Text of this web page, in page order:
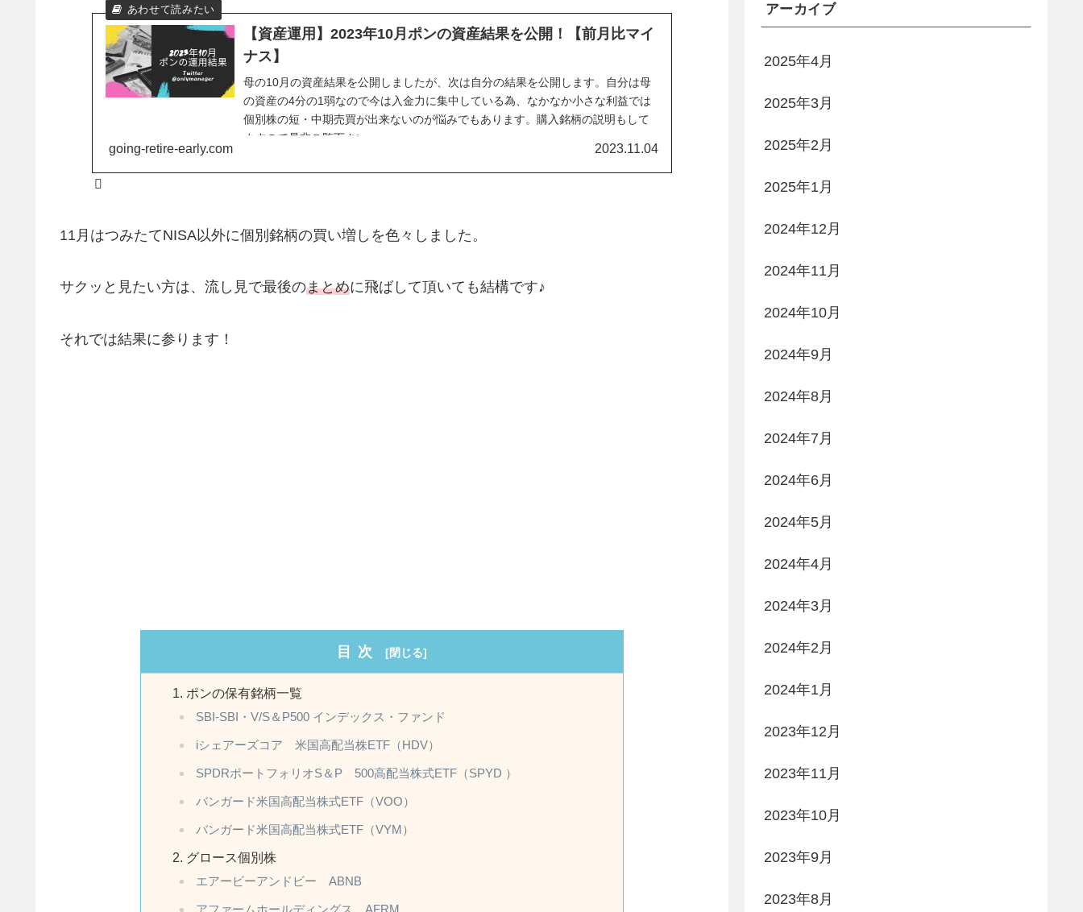
【資産運用】2023年10月ポンの資産結果を公開！【前月比マイ
ナス】
母の10月の資産結果を公開しましたが、次は自分の結果を公開します。自分は母
の資産の4分の1弱なので今は入金力に集中している為、なかなか小さな利益では
個別株の短・中期売買が出来ないのが悩みでもあります。購入銘柄の説明もして
ますので是非ご覧下さい。
going-retire-early.com 2023.11.04
11月はつみたてNISA以外に個別銘柄の買い増しを色々しました。
サクッと見たい方は、流し見で最後のまとめに飛ばして頂いても結構です♪
それでは結果に参ります！
目次
ポンの保有銘柄一覧
SBI-SBI・V/S＆P500 インデックス・ファンド
iシェアーズコア 米国高配当株ETF（HDV）
SPDRポートフォリオS＆P 500高配当株式ETF（SPYD ）
バンガード米国高配当株式ETF（VOO）
バンガード米国高配当株式ETF（VYM）
グロース個別株
エアービーアンドビー ABNB
アファームホールディングス AFRM
アーカイブ
2025年4月
2025年3月
2025年2月
2025年1月
2024年12月
2024年11月
2024年10月
2024年9月
2024年8月
2024年7月
2024年6月
2024年5月
2024年4月
2024年3月
2024年2月
2024年1月
2023年12月
2023年11月
2023年10月
2023年9月
2023年8月